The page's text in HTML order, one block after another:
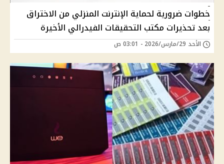
خطوات ضرورية لحماية الإنترنت المنزلي من الاختراق
بعد تحذيرات مكتب التحقيقات الفيدرالي الأخيرة
الأحد 29/مارس/2026 - 03:01 ص